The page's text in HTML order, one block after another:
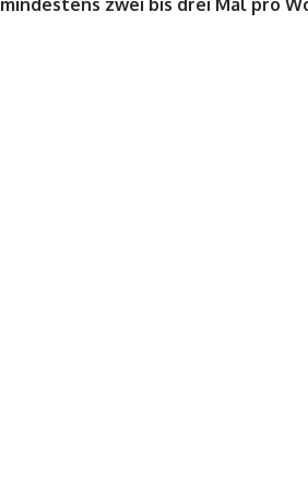
mindestens zwei bis drei Mal pro